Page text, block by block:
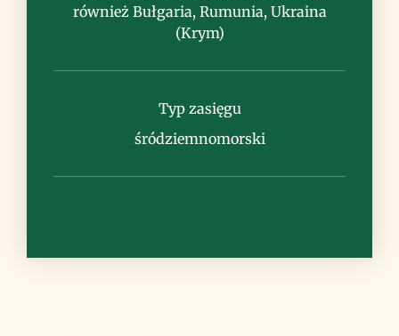
Uwagi
również Bułgaria, Rumunia, Ukraina
(Krym)
Typ zasięgu
śródziemnomorski